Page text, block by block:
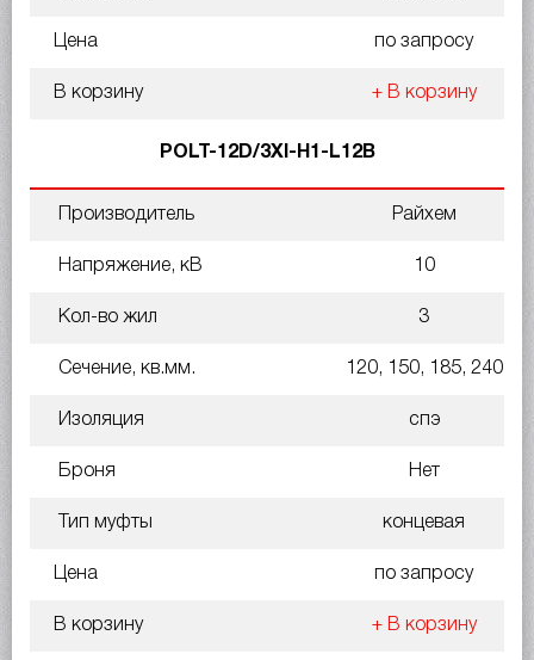
Цена по запросу
В корзину + В корзину
POLT-12D/3XI-H1-L12B
Производитель Райхем
Напряжение, кВ 10
Кол-во жил 3
Сечение, кв.мм. 120, 150, 185, 240
Изоляция спэ
Броня Нет
Тип муфты концевая
Цена по запросу
В корзину + В корзину